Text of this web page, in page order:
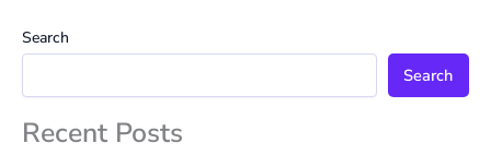
Search
Search
Recent Posts